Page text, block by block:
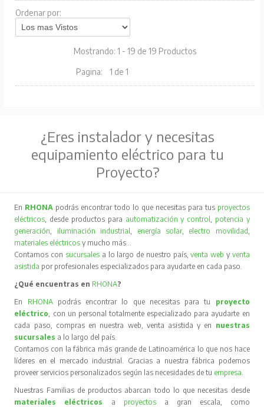
Ordenar por:
Mostrando: 1 - 19 de 19 Productos
Pagina: 1 de 1
¿Eres instalador y necesitas
equipamiento eléctrico para tu
Proyecto?
En RHONA podrás encontrar todo lo que necesitas para tus proyectos
eléctricos , desde productos para automatización y control
potencia y
generación
iluminación industrial energía solar, electro movilidad
materiales eléctricos y mucho más…
Contamos con sucursales a lo largo de nuestro país,venta web y venta
asistida por profesionales especializados para ayudarte en cada paso.
¿Qué encuentras en RHONA?
En RHONA podrás encontrar lo que necesitas para tu proyecto
eléctrico , con un personal totalmente especializado para ayudarte en
cada paso, compras en nuestra web, venta asistida y en nuestras
sucursales a lo largo del país.
Contamos con la fábrica más grande de Latinoamérica lo que nos hace
líderes en el mercado industrial. Gracias a nuestra fábrica podemos
proveer servicios personalizados según las necesidades de tu empresa
Nuestras Familias de productos abarcan todo lo que necesitas desde
materiales eléctricos
a proyectos
a gran escala, como